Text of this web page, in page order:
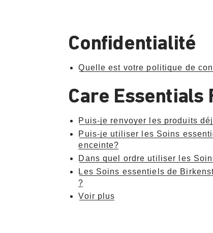
Confidentialité
Quelle est votre politique de
Care Essentials
Puis-je renvoyer les produits
Puis-je utiliser les Soins
enceinte?
Dans quel ordre utiliser les
Les Soins essentiels de
?
Voir plus